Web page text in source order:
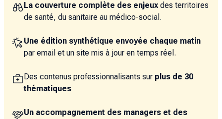
La couverture complète des enjeuxdes territoires
de santé, du sanitaire au médico-social.
Une édition synthétique envoyée chaque matin
par email et un site mis à jour en temps réel.
Des contenus professionnalisants sur plus de 30
thématiques
Un accompagnement des managers et des